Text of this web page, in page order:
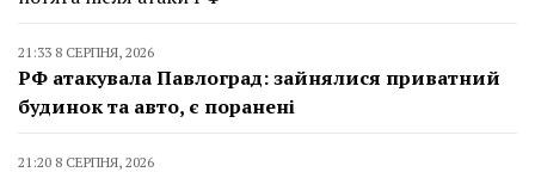
21:33 8 СЕРПНЯ, 2026
РФ атакувала Павлоград: зайнялися приватний
будинок та авто, є поранені
21:20 8 СЕРПНЯ, 2026